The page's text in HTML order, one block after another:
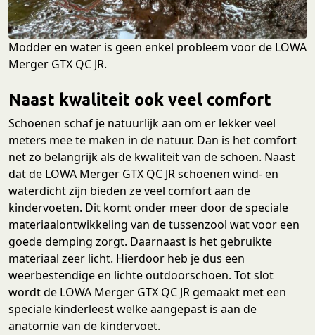
Modder en water is geen enkel probleem voor de LOWA
Merger GTX QC JR.
Naast kwaliteit ook veel comfort
Schoenen schaf je natuurlijk aan om er lekker veel
meters mee te maken in de natuur. Dan is het comfort
net zo belangrijk als de kwaliteit van de schoen. Naast
dat de LOWA Merger GTX QC JR schoenen wind- en
waterdicht zijn bieden ze veel comfort aan de
kindervoeten. Dit komt onder meer door de speciale
materiaalontwikkeling van de tussenzool wat voor een
goede demping zorgt. Daarnaast is het gebruikte
materiaal zeer licht. Hierdoor heb je dus een
weerbestendige en lichte outdoorschoen. Tot slot
wordt de LOWA Merger GTX QC JR gemaakt met een
speciale kinderleest welke aangepast is aan de
anatomie van de kindervoet.